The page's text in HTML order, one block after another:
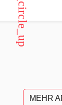
MEHR